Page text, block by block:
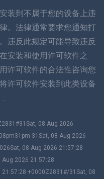
装到不属于您的设备上违
。法律通常要求您通知打
违反此规定可能导致违反
安装和使用许可软件之
许可软件的合法性咨询您
许可软件安装到此类设备
.
08 Aug 2026
31Sat, 08 Aug 2026
08 Aug 2026 21:57:28
2026 21:57:28
+0000Z2831#/31Sat, 08